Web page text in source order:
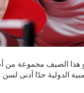
هذا الصيف مجموعة من
الدولية حدًا أدنى